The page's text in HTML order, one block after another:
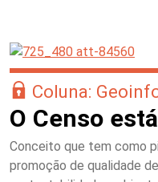
Coluna:
O Censo
Conceito que tem como
promoção de qualidade